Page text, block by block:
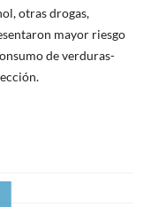
otras drogas,
mayor riesgo
de verduras-